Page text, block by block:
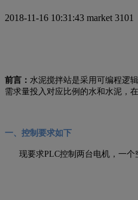
2018-11-16 10:31:43 market 3101
前言： 水泥搅拌站是采用可编程逻
需求量投入对应比例的水和水泥，
一、控制要求如下
现要求PLC控制两台电机，一个